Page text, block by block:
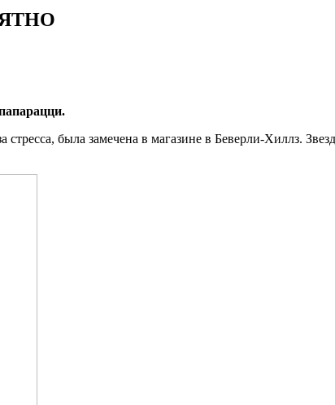
стресса, была замечена в магазине в Беверли-Хиллз.